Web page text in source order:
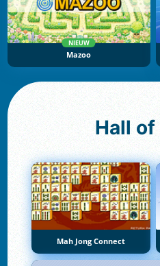
NIEUW
Mazoo
Hall of
Mah Jong Connect